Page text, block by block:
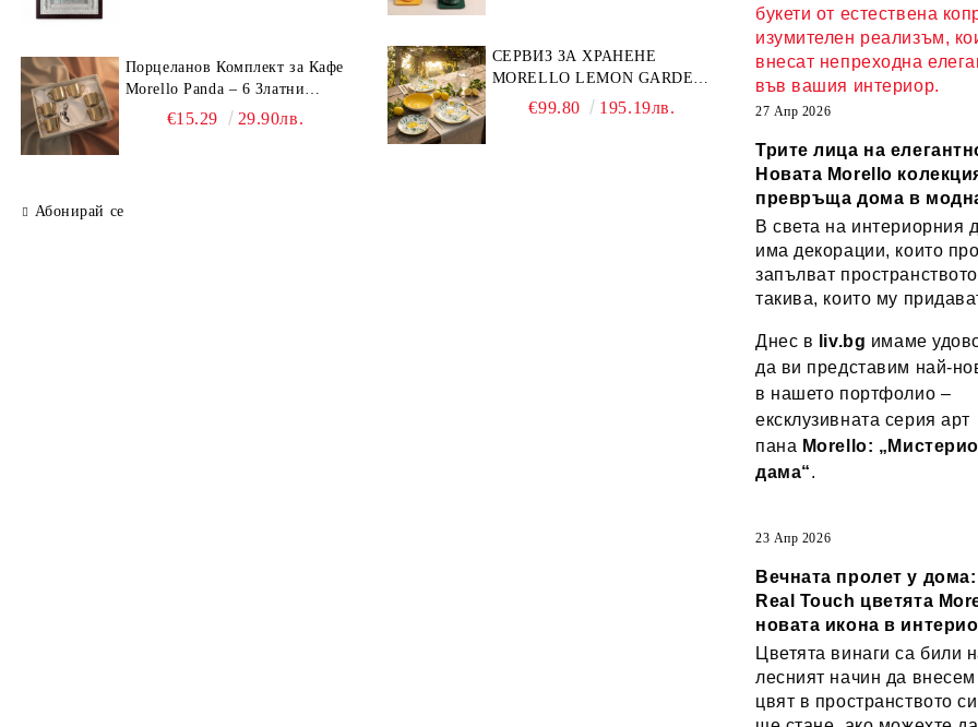
Порцеланов Комплект за Кафе
Morello Panda – 6 Златни
Огледални Чаши с
€15.29 29.90лв.
Абонирай се
СЕРВИЗ ЗА ХРАНЕНЕ
MORELLO LEMON GARDEN
18 ЧАСТИ - ПОРЦЕЛАН
€99.80 195.19лв.
букети от естествена
изумителен реализъм,
внесат непреходна
във вашия интериор.
27 Апр 2026
Трите лица на
Новата Morello
превръща дома в
В света на интериорния
има декорации, които
запълват
такива, които му
Днес в liv.bg имаме
да ви представим най-
в нашето портфолио –
ексклузивната серия арт
пана Morello:
дама“.
23 Апр 2026
Вечната пролет у
Real Touch цветята
новата икона в
Цветята винаги са били
лесният начин да
цвят в пространството